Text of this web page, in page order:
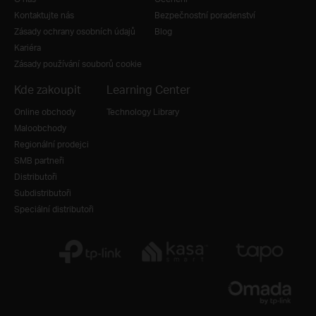
Kontaktujte nás
Zásady ochrany osobních údajů
Kariéra
Zásady používání souborů cookie
Bezpečnostní poradenství
Blog
Kde zakoupit
Online obchody
Maloobchody
Regionální prodejci
SMB partneři
Distributoři
Subdistributoři
Speciální distributoři
Learning Center
Technology Library